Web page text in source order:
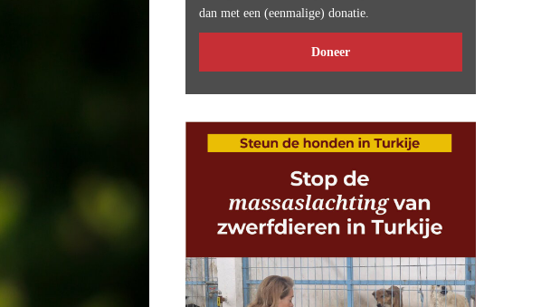
dan met een (eenmalige) donatie.
Doneer